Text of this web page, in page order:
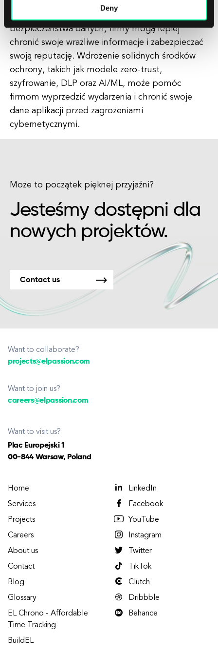
Deny
najnowszymi trendami i technologiami w zakresie
bezpieczeństwa danych, firmy mogą lepiej
chronić swoje wrażliwe informacje i zabezpieczać
swoją reputację. Wdrożenie solidnych środków
ochrony, takich jak modele zero-trust,
szyfrowanie, DLP oraz AI/ML, może pomóc
firmom wyprzedzić wydarzenia i chronić swoje
dane aplikacji przed zagrożeniami
cybernetycznymi.
Może to początek pięknej przyjaźni?
Jesteśmy dostępni dla
nowych projektów.
Contact us
Want to collaborate?
projects@elpassion.com
Want to join us?
careers@elpassion.com
Want to visit us?
Plac Europejski 1
00-844 Warsaw, Poland
Home
Services
Projects
Careers
About us
Contact
Blog
Glossary
EL Chrono - Affordable
Time Tracking
BuildEL
LinkedIn
Facebook
YouTube
Instagram
Twitter
TikTok
Clutch
Dribbble
Behance